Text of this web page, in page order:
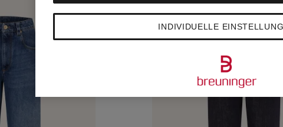
INDIVIDUELLE